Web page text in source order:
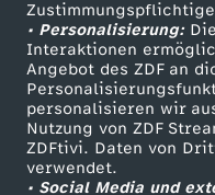
• Personalisierung:
Interaktionen
Angebot des ZDF an
personalisieren wir
Nutzung von ZDF
ZDFtivi. Daten von
verwendet.
• Social Media und
Livestreams
Sendungen A-Z
TV-Programm